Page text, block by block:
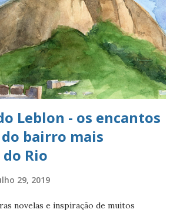
Leblon - os encantos
bairro mais
Rio
29, 2019
novelas e inspiração de muitos